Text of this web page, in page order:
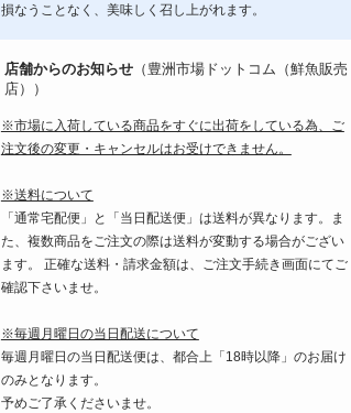
損なうことなく、美味しく召し上がれます。
店舗からのお知らせ（豊洲市場ドットコム（鮮魚販売
店））
※市場に入荷している商品をすぐに出荷をしている為、ご
注文後の変更・キャンセルはお受けできません。
※送料について
「通常宅配便」と「当日配送便」は送料が異なります。ま
た、複数商品をご注文の際は送料が変動する場合がござい
ます。 正確な送料・請求金額は、ご注文手続き画面にてご
確認下さいませ。
※毎週月曜日の当日配送について
毎週月曜日の当日配送便は、都合上「18時以降」のお届け
のみとなります。
予めご了承くださいませ。